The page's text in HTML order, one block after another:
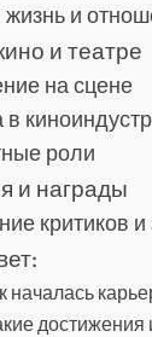
и
и театре
на сцене
в
роли
и награды
критиков и
началась